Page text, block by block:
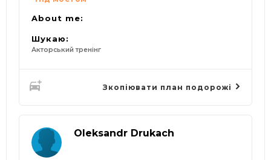
About me:
Шукаю:
Акторський тренінг
Зкопіювати план подорожі
Oleksandr Drukach